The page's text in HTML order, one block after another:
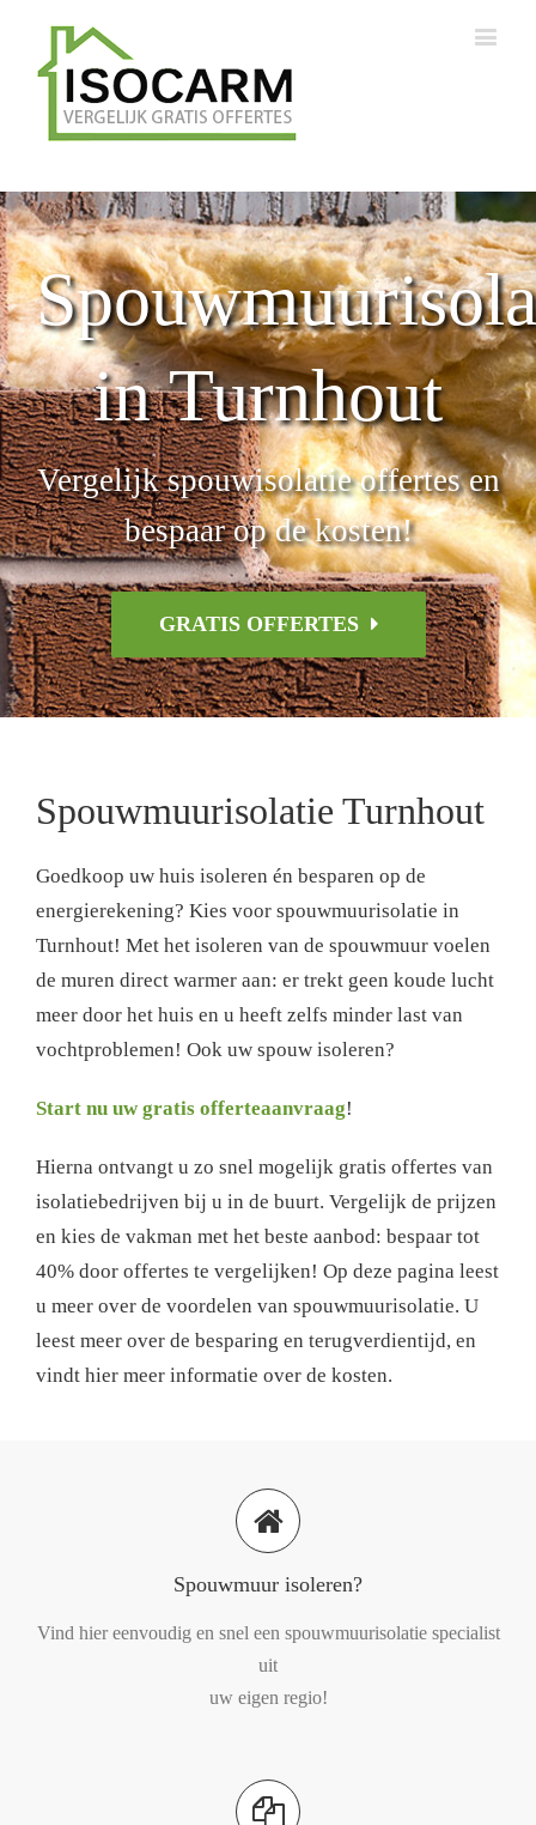
in Turnhout
Vergelijk spouwisolatie offertes en
bespaar op de kosten!
GRATIS OFFERTES
Spouwmuurisolatie Turnhout
Goedkoop uw huis isoleren én besparen op de
energierekening? Kies voor spouwmuurisolatie in
Turnhout! Met het isoleren van de spouwmuur voelen
de muren direct warmer aan: er trekt geen koude lucht
meer door het huis en u heeft zelfs minder last van
vochtproblemen! Ook uw spouw isoleren?
Start nu uw gratis offerteaanvraag!
Hierna ontvangt u zo snel mogelijk gratis offertes van
isolatiebedrijven bij u in de buurt. Vergelijk de prijzen
en kies de vakman met het beste aanbod: bespaar tot
40% door offertes te vergelijken! Op deze pagina leest
u meer over de voordelen van spouwmuurisolatie. U
leest meer over de besparing en terugverdientijd, en
vindt hier meer informatie over de kosten.
Spouwmuur isoleren?
Vind hier eenvoudig en snel een spouwmuurisolatie specialist
uit
uw eigen regio!